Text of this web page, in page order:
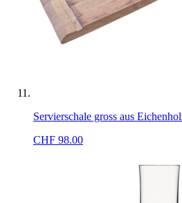
Servierschale gross aus
CHF 98.00